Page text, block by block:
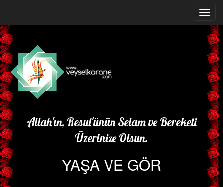
Allah'ın, Resul'ünün Selam ve Bereketi
Üzerinize Olsun.
YAŞA VE GÖR